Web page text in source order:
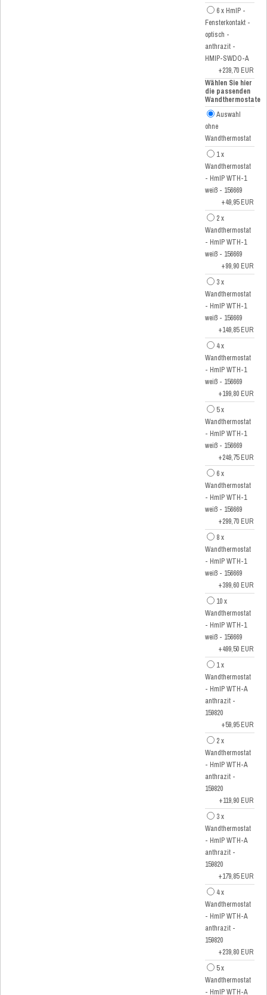
6 x HmIP -
Fensterkontakt -
optisch -
anthrazit -
HMIP-SWDO-A
+239,70 EUR
Wählen Sie hier
die passenden
Wandthermostate
Auswahl
ohne
Wandthermostat
1 x
Wandthermostat
- HmIP WTH-1
weiß - 156669
+49,95 EUR
2 x
Wandthermostat
- HmIP WTH-1
weiß - 156669
+99,90 EUR
3 x
Wandthermostat
- HmIP WTH-1
weiß - 156669
+149,85 EUR
4 x
Wandthermostat
- HmIP WTH-1
weiß - 156669
+199,80 EUR
5 x
Wandthermostat
- HmIP WTH-1
weiß - 156669
+249,75 EUR
6 x
Wandthermostat
- HmIP WTH-1
weiß - 156669
+299,70 EUR
8 x
Wandthermostat
- HmIP WTH-1
weiß - 156669
+399,60 EUR
10 x
Wandthermostat
- HmIP WTH-1
weiß - 156669
+499,50 EUR
1 x
Wandthermostat
- HmIP WTH-A
anthrazit -
159820
+59,95 EUR
2 x
Wandthermostat
- HmIP WTH-A
anthrazit -
159820
+119,90 EUR
3 x
Wandthermostat
- HmIP WTH-A
anthrazit -
159820
+179,85 EUR
4 x
Wandthermostat
- HmIP WTH-A
anthrazit -
159820
+239,80 EUR
5 x
Wandthermostat
- HmIP WTH-A